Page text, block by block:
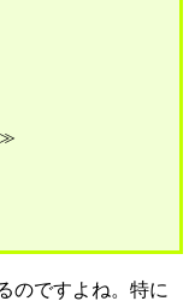
≫
のですよね。特に